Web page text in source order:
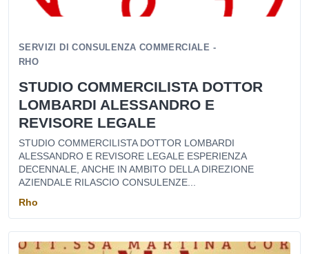
SERVIZI DI CONSULENZA COMMERCIALE -
RHO
STUDIO COMMERCILISTA DOTTOR
LOMBARDI ALESSANDRO E
REVISORE LEGALE
STUDIO COMMERCILISTA DOTTOR LOMBARDI
ALESSANDRO E REVISORE LEGALE ESPERIENZA
DECENNALE, ANCHE IN AMBITO DELLA DIREZIONE
AZIENDALE RILASCIO CONSULENZE...
Rho